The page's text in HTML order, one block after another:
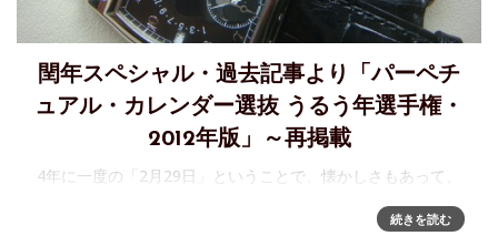
閏年スペシャル・過去記事より「パーペチ
ュアル・カレンダー選抜 うるう年選手権・
2012年版」～再掲載
4年に一度の「2月29日」ということで、懐かしさもあって、
チュアル・カレンダー選抜 うるう年選手権」を"再放送"しま
続きを読む